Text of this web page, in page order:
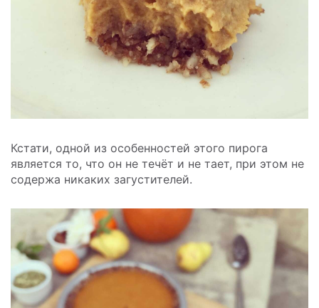
Кстати, одной из особенностей этого пирога
является то, что он не течёт и не тает, при этом не
содержа никаких загустителей.